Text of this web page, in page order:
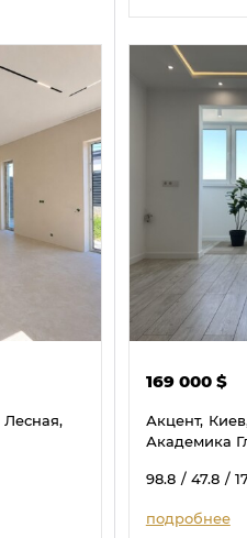
Лесная,
169 000 $
Акцент,
Академика
98.8 / 47.8 /
подробнее